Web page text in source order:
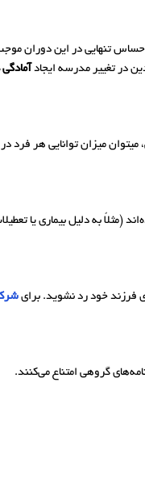
تنهایی در این دوران
در تغییر مدرسه ایجاد
میزان توانایی هر فرد
به دلیل بیماری یا تعطیلات
فرزند خود رد نشوید. برای
گروهی امتناع می‌کنند.